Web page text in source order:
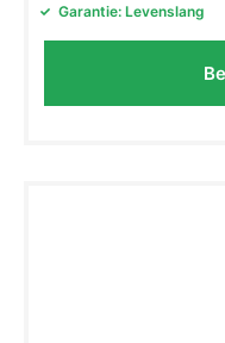
Garantie: Levenslang